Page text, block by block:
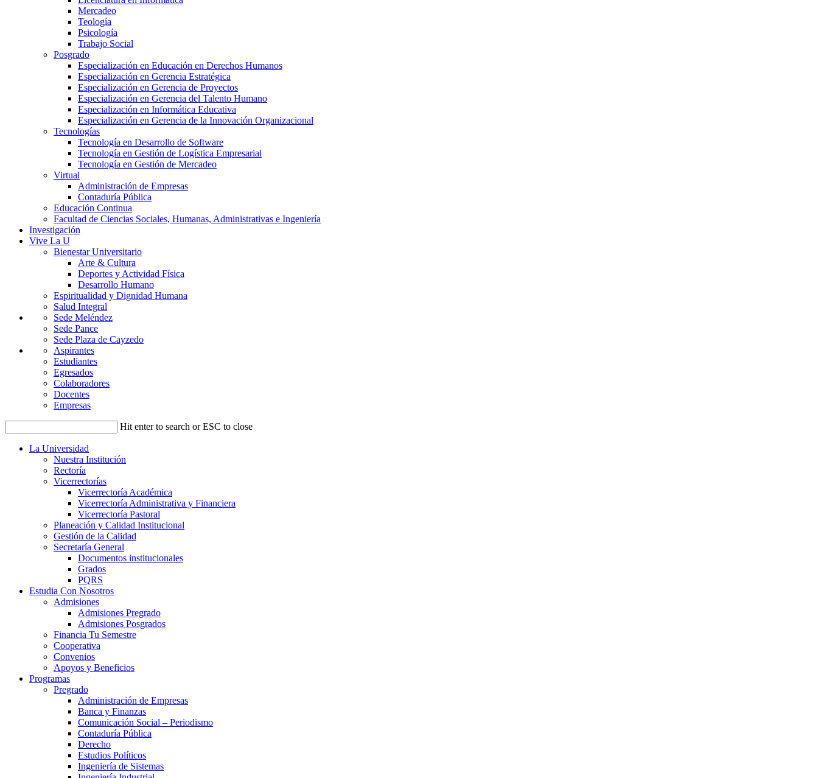
Mercadeo
Teología
Psicología
Trabajo Social
Posgrado
Especialización en Educación en Derechos Humanos
Especialización en Gerencia Estratégica
Especialización en Gerencia de Proyectos
Especialización en Gerencia del Talento Humano
Especialización en Informática Educativa
Especialización en Gerencia de la Innovación Organizacional
Tecnologías
Tecnología en Desarrollo de Software
Tecnología en Gestión de Logística Empresarial
Tecnología en Gestión de Mercadeo
Virtual
Administración de Empresas
Contaduría Pública
Educación Continua
Facultad de Ciencias Sociales, Humanas, Administrativas e Ingeniería
Investigación
Vive La U
Bienestar Universitario
Arte & Cultura
Deportes y Actividad Física
Desarrollo Humano
Espiritualidad y Dignidad Humana
Salud Integral
Sede Meléndez
Sede Pance
Sede Plaza de Cayzedo
Aspirantes
Estudiantes
Egresados
Colaboradores
Docentes
Empresas
Hit enter to search or ESC to close
La Universidad
Nuestra Institución
Rectoría
Vicerrectorías
Vicerrectoría Académica
Vicerrectoría Administrativa y Financiera
Vicerrectoría Pastoral
Planeación y Calidad Institucional
Gestión de la Calidad
Secretaría General
Documentos institucionales
Grados
PQRS
Estudia Con Nosotros
Admisiones
Admisiones Pregrado
Admisiones Posgrados
Financia Tu Semestre
Cooperativa
Convenios
Apoyos y Beneficios
Programas
Pregrado
Administración de Empresas
Banca y Finanzas
Comunicación Social – Periodismo
Contaduría Pública
Derecho
Estudios Políticos
Ingeniería de Sistemas